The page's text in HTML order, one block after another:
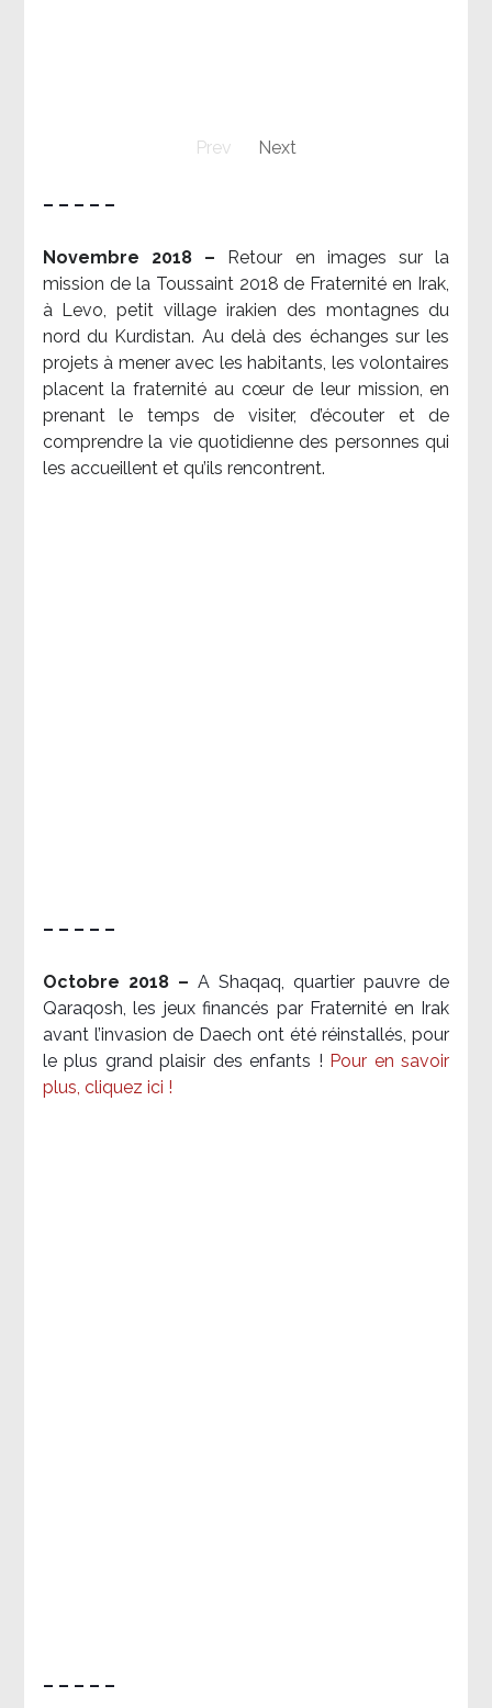
Prev Next
– – – – –
Novembre 2018 –
Retour en images sur la
mission de la Toussaint 2018 de Fraternité en Irak,
à Levo, petit village irakien des montagnes du
nord du Kurdistan. Au delà des échanges sur les
projets à mener avec les habitants, les volontaires
placent la fraternité au cœur de leur mission, en
prenant le temps de visiter, d’écouter et de
comprendre la vie quotidienne des personnes qui
les accueillent et qu’ils rencontrent.
– – – – –
Octobre 2018 – A Shaqaq, quartier pauvre de
Qaraqosh, les jeux financés par Fraternité en Irak​
avant l’invasion de Daech ont été réinstallés, pour
le plus grand plaisir des enfants ! Pour en savoir
plus, cliquez ici !
– – – – –